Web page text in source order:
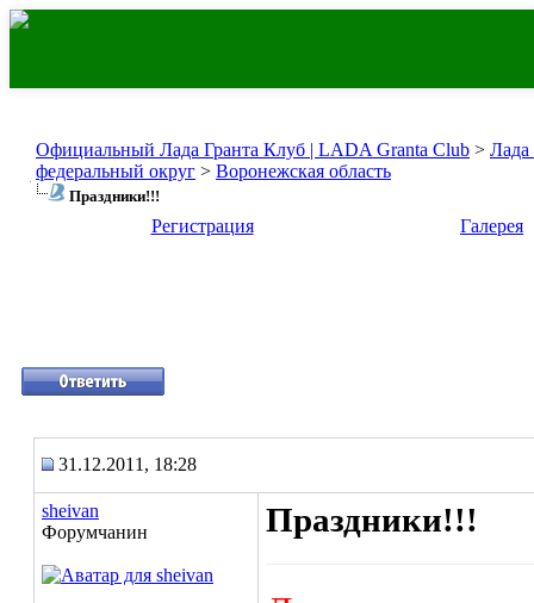
Официальный Лада Гранта Клуб | LADA Granta Club > Лада
федеральный округ > Воронежская область
Праздники!!!
Регистрация Галерея
31.12.2011, 18:28
sheivan
Форумчанин
Праздники!!!